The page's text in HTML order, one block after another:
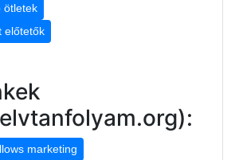
ötletek
előtetők
marketing